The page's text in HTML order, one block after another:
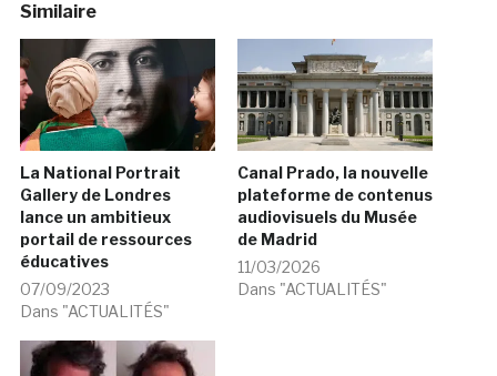
Similaire
La National Portrait
Gallery de Londres
lance un ambitieux
portail de ressources
éducatives
07/09/2023
Dans "ACTUALITÉS"
Canal Prado, la nouvelle
plateforme de contenus
audiovisuels du Musée
de Madrid
11/03/2026
Dans "ACTUALITÉS"